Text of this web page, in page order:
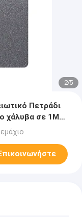
2/5
Πετράδι
χάλυβα σε 1MM